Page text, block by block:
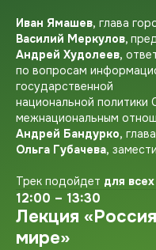
Иван Ямашев, глава
Василий Меркулов,
Андрей Худолеев,
по вопросам
государственной
национальной
межнациональным
Андрей Бандурко,
Ольга Губачева,
Трек подойдет для
12:00 – 13:30
Лекция
мире»